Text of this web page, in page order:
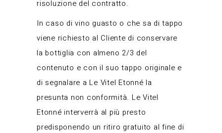
risoluzione del contratto.
In caso di vino guasto o che sa di tappo
viene richiesto al Cliente di conservare
la bottiglia con almeno 2/3 del
contenuto e con il suo tappo originale e
di segnalare a Le Vitel Etonné la
presunta non conformità. Le Vitel
Etonné interverrà al più presto
predisponendo un ritiro gratuito al fine di